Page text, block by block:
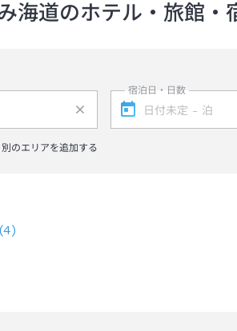
海道のホテル・旅館・
別のエリアを追加する
宿泊日・日数
(4)